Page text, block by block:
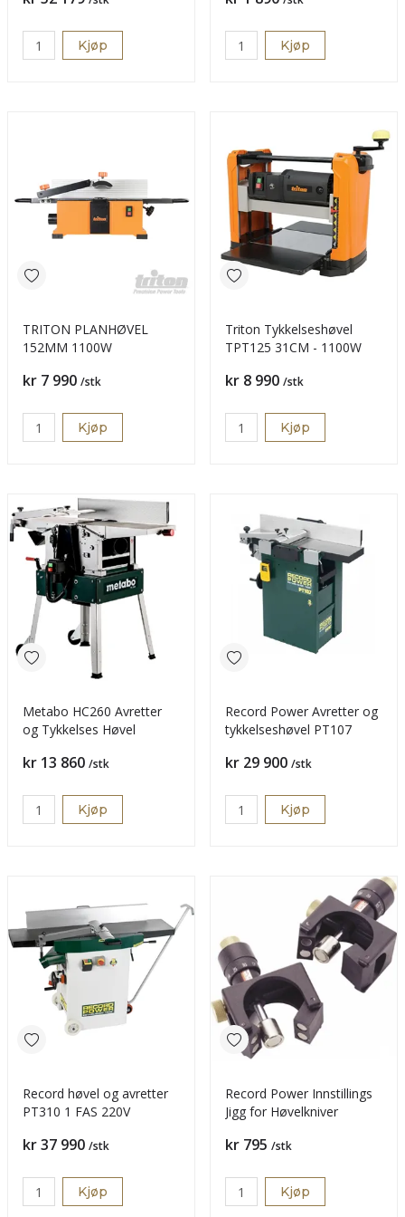
Kjøp Kjøp
TRITON PLANHØVEL
152MM 1100W
Pris
kr 7 990 /stk
Kjøp
Triton Tykkelseshøvel
TPT125 31CM - 1100W
Pris
kr 8 990 /stk
Kjøp
Metabo HC260 Avretter
og Tykkelses Høvel
Pris
kr 13 860 /stk
Kjøp
Record Power Avretter og
tykkelseshøvel PT107
Pris
kr 29 900 /stk
Kjøp
Record høvel og avretter
PT310 1 FAS 220V
Pris
kr 37 990 /stk
Kjøp
Record Power Innstillings
Jigg for Høvelkniver
Pris
kr 795 /stk
Kjøp